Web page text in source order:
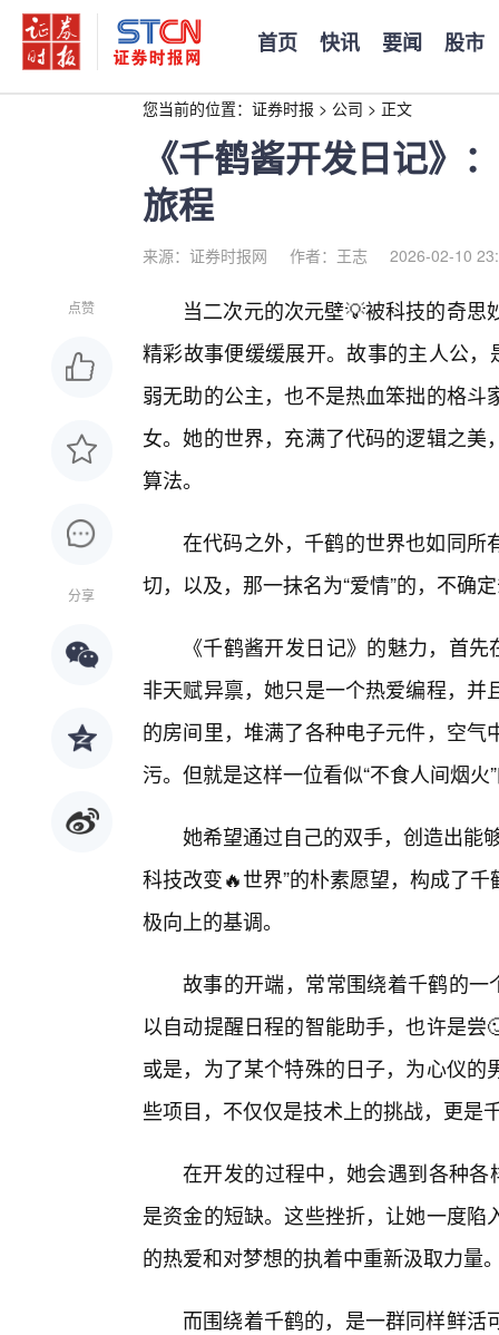
首页 快讯 要闻 股市
您当前的位置： 证券时报 > 公司 > 正文
《千鹤酱开发日记》
旅程
来源：证券时报网 作者：王志 2026-02-10
点赞
分享
当二次元的次元壁💡被科技的奇
精彩故事便缓缓展开。故事的主人公
弱无助的公主，也不是热血笨拙的格
女。她的世界，充满了代码的逻辑之
算法。
在代码之外，千鹤的世界也如同所
切，以及，那一抹名为“爱情”的，不确
《千鹤酱开发日记》的魅力，首
非天赋异禀，她只是一个热爱编程，
的房间里，堆满了各种电子元件，空
污。但就是这样一位看似“不食人间烟
她希望通过自己的双手，创造出能
科技改变🔥世界”的朴素愿望，构成了
极向上的基调。
故事的开端，常常围绕着千鹤的一
以自动提醒日程的智能助手，也许是
或是，为了某个特殊的日子，为心仪
些项目，不仅仅是技术上的挑战，更是
在开发的过程中，她会遇到各种
是资金的短缺。这些挫折，让她一度
的热爱和对梦想的执着中重新汲取力量
而围绕着千鹤的，是一群同样鲜